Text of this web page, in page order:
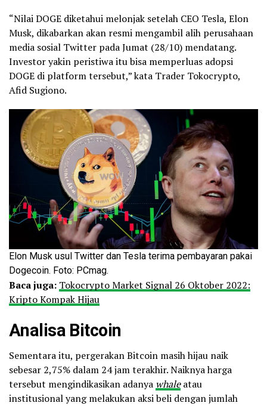
“Nilai DOGE diketahui melonjak setelah CEO Tesla, Elon
Musk, dikabarkan akan resmi mengambil alih perusahaan
media sosial Twitter pada Jumat (28/10) mendatang.
Investor yakin peristiwa itu bisa memperluas adopsi
DOGE di platform tersebut,” kata Trader Tokocrypto,
Afid Sugiono.
Elon Musk usul Twitter dan Tesla terima pembayaran pakai
Dogecoin. Foto: PCmag.
Baca juga: Tokocrypto Market Signal 26 Oktober 2022:
Kripto Kompak Hijau
Analisa Bitcoin
Sementara itu, pergerakan Bitcoin masih hijau naik
sebesar 2,75% dalam 24 jam terakhir. Naiknya harga
tersebut mengindikasikan adanya whaleatau
institusional yang melakukan aksi beli dengan jumlah